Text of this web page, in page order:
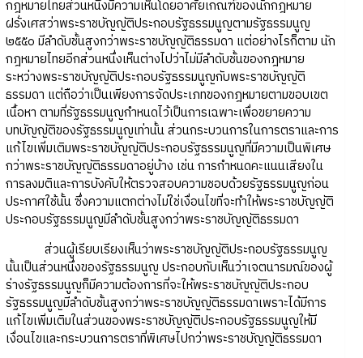
กฎหมายไทยส่วนหนึ่งมีความเห็นโดยอาศัยเกณฑ์ของนักกฎหมาย
ฝรั่งเศสว่าพระราชบัญญัติประกอบรัฐธรรมนูญตามรัฐธรรมนูญ
๒๕๕๐ มีลำดับชั้นสูงกว่าพระราชบัญญัติธรรมดา แต่อย่างไรก็ตาม นัก
กฎหมายไทยอีกส่วนหนึ่งเห็นต่างไปว่าไม่มีลำดับชั้นของกฎหมาย
ระหว่างพระราชบัญญัติประกอบรัฐธรรมนูญกับพระราชบัญญัติ
ธรรมดา แต่ถือว่าเป็นเพียงการจัดประเภทของกฎหมายตามขอบเขต
เนื้อหา ตามที่รัฐธรรมนูญกำหนดไว้เป็นการเฉพาะเพื่อขยายความ
บทบัญญัติของรัฐธรรมนูญเท่านั้น ส่วนกระบวนการในการตราและการ
แก้ไขเพิ่มเติมพระราชบัญญัติประกอบรัฐธรรมนูญที่มีความเป็นพิเศษ
กว่าพระราชบัญญัติธรรมดาอยู่บ้าง เช่น การกำหนดคะแนนเสียงใน
การลงมติและการบังคับให้ตรวจสอบความชอบด้วยรัฐธรรมนูญก่อน
ประกาศใช้นั้น ซึ่งความแตกต่างไม่ใช่เงื่อนไขที่จะทำให้พระราชบัญญัติ
ประกอบรัฐธรรมนูญมีลำดับชั้นสูงกว่าพระราชบัญญัติธรรมดา
ส่วนผู้เรียบเรียงเห็นว่าพระราชบัญญัติประกอบรัฐธรรมนูญ
นั้นเป็นส่วนหนึ่งของรัฐธรรมนูญ ประกอบกับเห็นว่าเจตนารมณ์ของผู้
ร่างรัฐธรรมนูญก็มีความต้องการที่จะให้พระราชบัญญัติประกอบ
รัฐธรรมนูญมีลำดับชั้นสูงกว่าพระราชบัญญัติธรรมดาเพราะได้มีการ
แก้ไขเพิ่มเติมในส่วนของพระราชบัญญัติประกอบรัฐธรรมนูญให้มี
เงื่อนไขและกระบวนการตราที่พิเศษไปกว่าพระราชบัญญัติธรรมดา